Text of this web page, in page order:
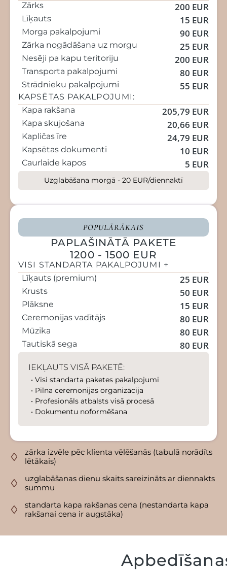
Zārks
200 EUR
Līķauts 15 EUR
Morga pakalpojumi 90 EUR
Zārka nogādāšana uz morgu 25 EUR
Nesēji pa kapu teritoriju 200 EUR
Transporta pakalpojumi 80 EUR
Strādnieku pakalpojumi 55 EUR
KAPSĒTAS PAKALPOJUMI:
Kapa rakšana
205,79 EUR
Kapa skujošana 20,66 EUR
Kapličas īre 24,79 EUR
Kapsētas dokumenti 10 EUR
Caurlaide kapos 5 EUR
Uzglabāšana morgā - 20 EUR/diennaktī
POPULĀRĀKAIS
PAPLAŠINĀTĀ PAKETE
1200 - 1500 EUR
VISI STANDARTA PAKALPOJUMI +
Līķauts (premium)
25 EUR
Krusts 50 EUR
Plāksne 15 EUR
Ceremonijas vadītājs 80 EUR
Mūzika 80 EUR
Tautiskā sega 80 EUR
IEKĻAUTS VISĀ PAKETĒ:
• Visi standarta paketes pakalpojumi
• Pilna ceremonijas organizācija
• Profesionāls atbalsts visā procesā
• Dokumentu noformēšana
zārka izvēle pēc klienta vēlēšanās (tabulā norādīts
lētākais)
uzglabāšanas dienu skaits sareizināts ar diennakts
summu
standarta kapa rakšanas cena (nestandarta kapa
rakšanai cena ir augstāka)